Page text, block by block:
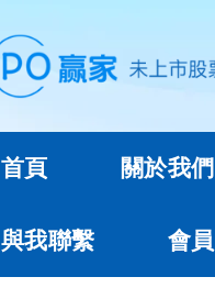
首頁 關於我們
與我聯繫 會